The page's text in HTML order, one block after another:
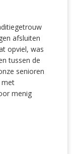
afsluiten
opviel, was
tussen de
senioren
met
menig